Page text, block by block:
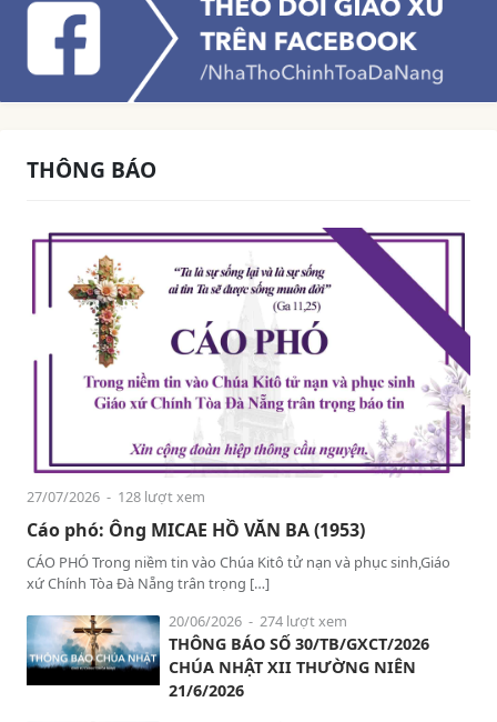
THÔNG BÁO
27/07/2026 - 128 lượt xem
Cáo phó: Ông MICAE HỒ VĂN BA (1953)
CÁO PHÓ Trong niềm tin vào Chúa Kitô tử nạn và phục sinh,Giáo
xứ Chính Tòa Đà Nẵng trân trọng […]
20/06/2026 - 274 lượt xem
THÔNG BÁO SỐ 30/TB/GXCT/2026
CHÚA NHẬT XII THƯỜNG NIÊN
21/6/2026